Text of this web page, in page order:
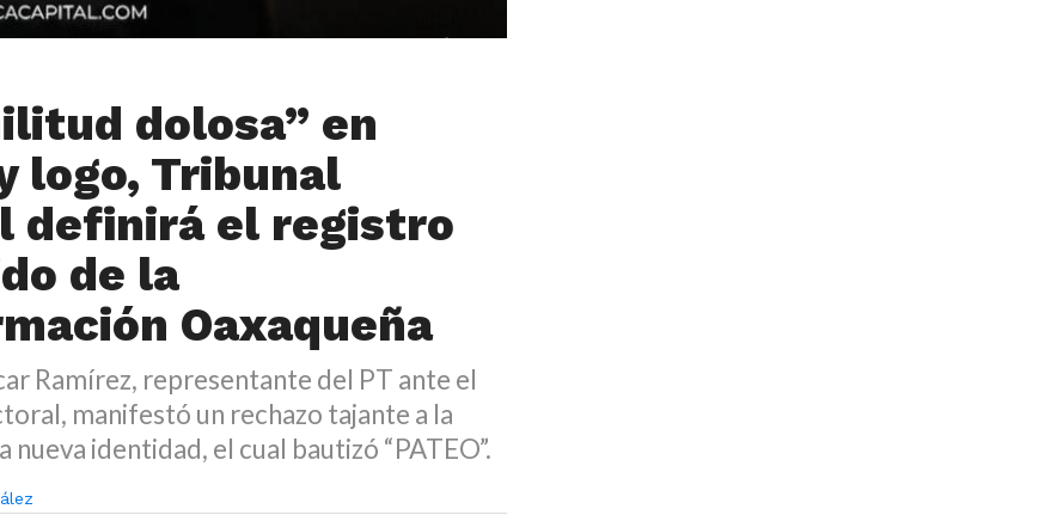
dolosa” en
logo, Tribunal
definirá el registro
de la
Oaxaqueña
Ramírez, representante del PT ante el
manifestó un rechazo tajante a la
nueva identidad, el cual bautizó “PATEO”.